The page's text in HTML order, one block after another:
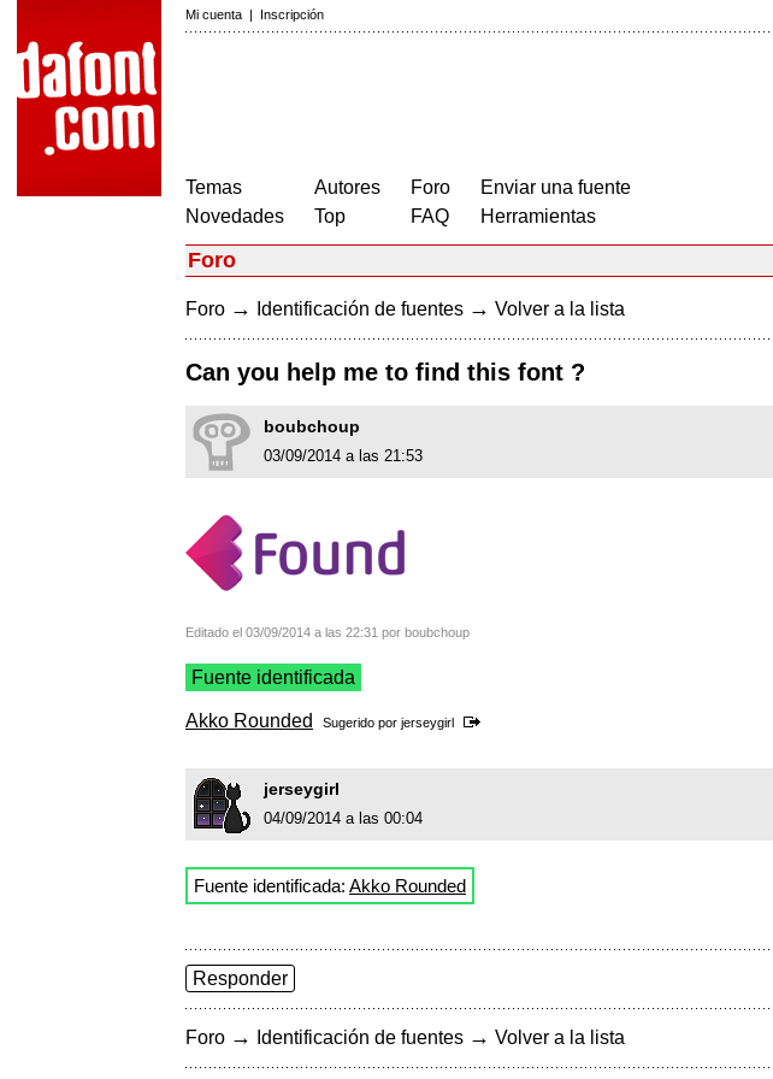
Mi cuenta | Inscripción
Temas
Novedades
Autores
Top
Foro
FAQ
Enviar una fuente
Herramientas
Foro
Foro → Identificación de fuentes → Volver a la lista
Can you help me to find this font ?
boubchoup
03/09/2014 a las 21:53
Editado el 03/09/2014 a las 22:31 por boubchoup
Fuente identificada
Akko Rounded Sugerido por jerseygirl
jerseygirl
04/09/2014 a las 00:04
Fuente identificada: Akko Rounded
Responder
Foro → Identificación de fuentes → Volver a la lista